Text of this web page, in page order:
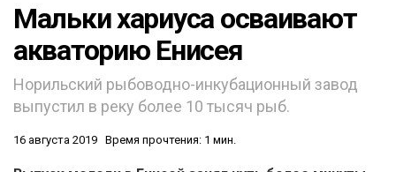
Мальки хариуса осваивают
акваторию Енисея
Норильский рыбоводно-инкубационный завод
выпустил в реку более 10 тысяч рыб.
16 августа 2019 Время прочтения: 1 мин.